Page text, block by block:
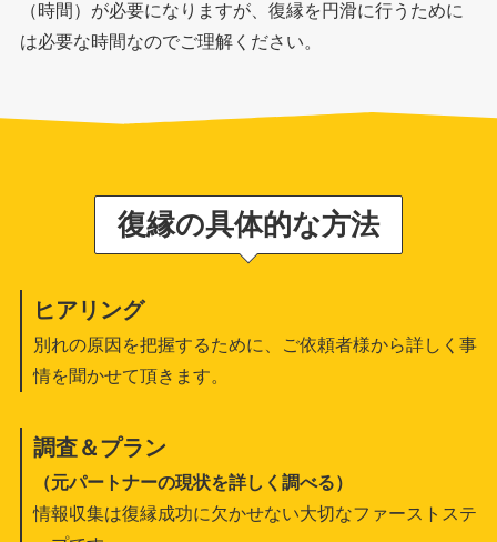
（時間）が必要になりますが、復縁を円滑に行うために
は必要な時間なのでご理解ください。
復縁の具体的な方法
ヒアリング
別れの原因を把握するために、ご依頼者様から詳しく事
情を聞かせて頂きます。
調査＆プラン
（元パートナーの現状を詳しく調べる）
情報収集は復縁成功に欠かせない大切なファーストステ